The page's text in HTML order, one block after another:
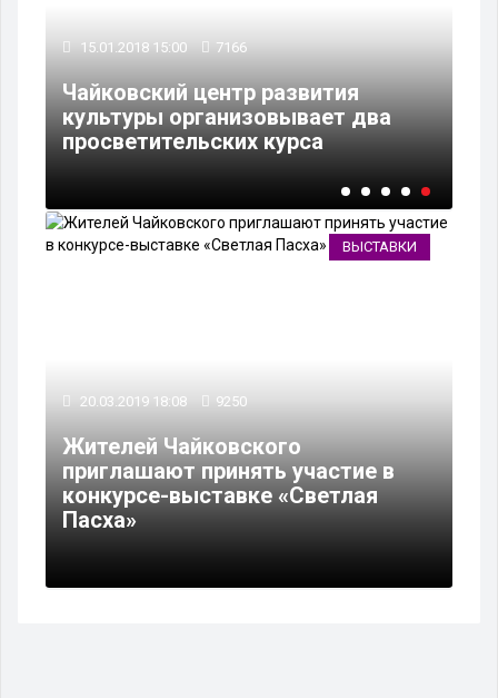
15.01.2018 15:00 7166
Чайковский центр развития
культуры организовывает два
просветительских курса
ВЫСТАВКИ
20.03.2019 18:08 9250
Жителей Чайковского
приглашают принять участие в
конкурсе-выставке «Светлая
Пасха»